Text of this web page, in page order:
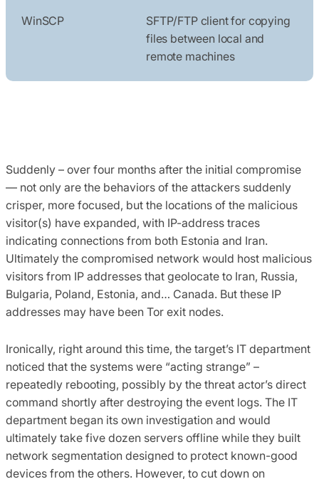
WinSCP
SFTP/FTP client for copying
files between local and
remote machines
Suddenly – over four months after the initial compromise
— not only are the behaviors of the attackers suddenly
crisper, more focused, but the locations of the malicious
visitor(s) have expanded, with IP-address traces
indicating connections from both Estonia and Iran.
Ultimately the compromised network would host malicious
visitors from IP addresses that geolocate to Iran, Russia,
Bulgaria, Poland, Estonia, and… Canada. But these IP
addresses may have been Tor exit nodes.
Ironically, right around this time, the target’s IT department
noticed that the systems were “acting strange” –
repeatedly rebooting, possibly by the threat actor’s direct
command shortly after destroying the event logs. The IT
department began its own investigation and would
ultimately take five dozen servers offline while they built
network segmentation designed to protect known-good
devices from the others. However, to cut down on